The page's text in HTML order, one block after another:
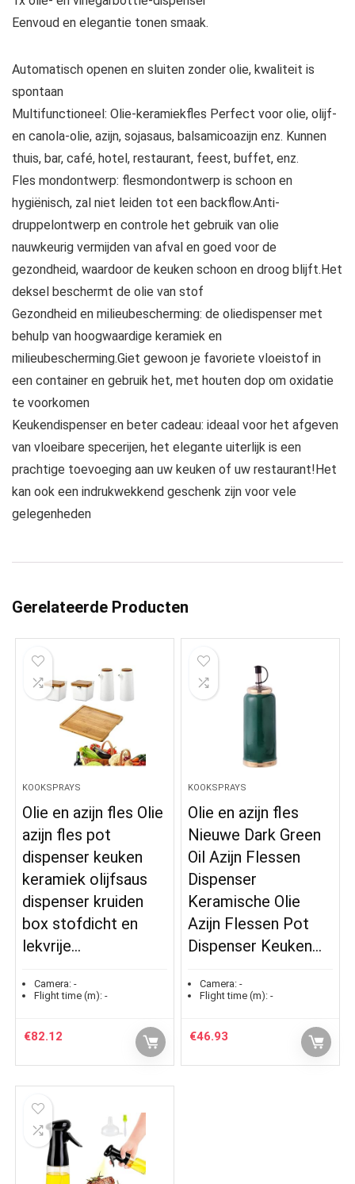
Eenvoud en elegantie tonen smaak.
Automatisch openen en sluiten zonder olie, kwaliteit is
spontaan
Multifunctioneel: Olie-keramiekfles Perfect voor olie, olijf-
en canola-olie, azijn, sojasaus, balsamicoazijn enz. Kunnen
thuis, bar, café, hotel, restaurant, feest, buffet, enz.
Fles mondontwerp: flesmondontwerp is schoon en
hygiënisch, zal niet leiden tot een backflow.Anti-
druppelontwerp en controle het gebruik van olie
nauwkeurig vermijden van afval en goed voor de
gezondheid, waardoor de keuken schoon en droog blijft.Het
deksel beschermt de olie van stof
Gezondheid en milieubescherming: de oliedispenser met
behulp van hoogwaardige keramiek en
milieubescherming.Giet gewoon je favoriete vloeistof in
een container en gebruik het, met houten dop om oxidatie
te voorkomen
Keukendispenser en beter cadeau: ideaal voor het afgeven
van vloeibare specerijen, het elegante uiterlijk is een
prachtige toevoeging aan uw keuken of uw restaurant!Het
kan ook een indrukwekkend geschenk zijn voor vele
gelegenheden
Gerelateerde Producten
KOOKSPRAYS
Olie en azijn fles Olie
azijn fles pot
dispenser keuken
keramiek olijfsaus
dispenser kruiden
box stofdicht en
lekvrije…
Camera: -
Flight time (m): -
€82.12
KOOKSPRAYS
Olie en azijn fles
Nieuwe Dark Green
Oil Azijn Flessen
Dispenser
Keramische Olie
Azijn Flessen Pot
Dispenser Keuken…
Camera: -
Flight time (m): -
€46.93